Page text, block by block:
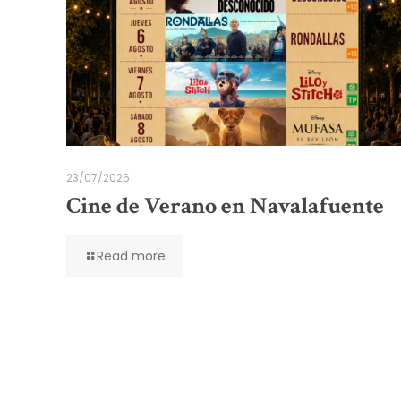
23/07/2026
Cine de Verano en Navalafuente
Read more